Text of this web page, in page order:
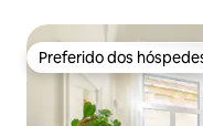
Preferido dos
Preferido dos